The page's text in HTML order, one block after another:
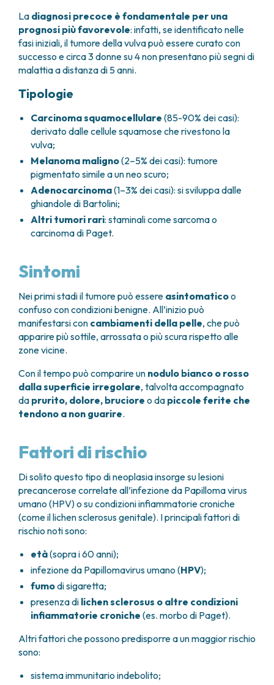
TUMORI OSSEI
RADIOTERAPIA
CONSULENZE
CARDIOLOGIA
DIETETICA E NUTRIZIONE CLINICA
GENETICA MEDICA
PNEUMOLOGIA
TERAPIA DEL DOLORE E CURE PALLIATIVE
ALTRE CONSULENZE
RICERCA CLINICA
RICERCA CLINICA E INNOVAZIONE
UNITÀ CLINICA DI FASE I
CLINICAL RESEARCH UNIT (CRU)
La diagnosi precoce è fondamentale per una
prognosi più favorevole: infatti, se identificato nelle
fasi iniziali, il tumore della vulva può essere curato con
successo e circa 3 donne su 4 non presentano più segni di
malattia a distanza di 5 anni.
Tipologie
Carcinoma squamocellulare (85-90% dei casi):
derivato dalle cellule squamose che rivestono la
vulva;
Melanoma maligno(2–5% dei casi): tumore
pigmentato simile a un neo scuro;
Adenocarcinoma(1–3% dei casi): si sviluppa dalle
ghiandole di Bartolini;
Altri tumori rari: staminali come sarcoma o
carcinoma di Paget.
Sintomi
Nei primi stadi il tumore può essere asintomaticoo
confuso con condizioni benigne. All’inizio può
manifestarsi con cambiamenti della pelle, che può
apparire più sottile, arrossata o più scura rispetto alle
zone vicine.
Con il tempo può comparire un nodulo bianco o rosso
dalla superficie irregolare, talvolta accompagnato
da prurito, dolore, bruciore o da piccole ferite che
tendono a non guarire.
Fattori di rischio
Di solito questo tipo di neoplasia insorge su lesioni
precancerose correlate all’infezione da Papilloma virus
umano (HPV) o su condizioni infiammatorie croniche
(come il lichen sclerosus genitale). I principali fattori di
rischio noti sono:
età(sopra i 60 anni);
infezione da Papillomavirus umano (HPV);
fumodi sigaretta;
presenza di lichen sclerosus o altre condizioni
infiammatorie croniche (es. morbo di Paget).
Altri fattori che possono predisporre a un maggior rischio
sono:
sistema immunitario indebolito;